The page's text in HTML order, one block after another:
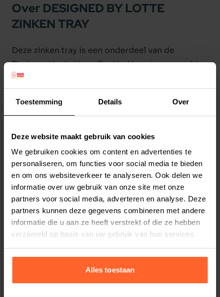
Toestemming Details Over
Deze website maakt gebruik van cookies
We gebruiken cookies om content en advertenties te
personaliseren, om functies voor social media te bieden
en om ons websiteverkeer te analyseren. Ook delen we
informatie over uw gebruik van onze site met onze
partners voor social media, adverteren en analyse. Deze
partners kunnen deze gegevens combineren met andere
informatie die u aan ze heeft verstrekt of die ze hebben
verzameld op basis van uw gebruik van hun services.
Alles toestaan
Over DESIGNED BY LOTTE
ZINKEN TRAY
Deze zinken tray is een onderdeel van de
Designed by Lotte collectie. Voorzien van echte
lederen handvatten en een Designed by Lotte
print op het blad zelf. Deze tray is decoratief te
gebruiken maar ook functioneel als eventuele
onderlegger voor de eet- of drinkbak. Een
lifestyle item als uitbreiding bij uw andere
Kleur: zink.
Afmeting: 48 X 34 X 4 cm.
Lees meer
Productspecificaties
Stel uw bestelherinnering in:(2 weken)
Elke
2 weken
Elke
4 weken
Elke
6 weken
Elke
8 weken
Elke
10 weken
Elke